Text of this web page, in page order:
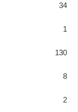
34
1
130
8
2